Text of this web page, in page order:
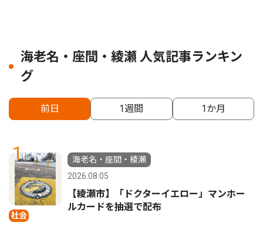
海老名・座間・綾瀬 人気記事ランキン
グ
前日 1週間 1か月
1
社会
海老名・座間・綾瀬
2026.08.05
【綾瀬市】「ドクターイエロー」マンホー
ルカードを抽選で配布